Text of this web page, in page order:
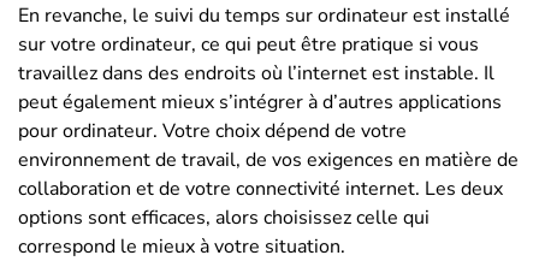
En revanche, le suivi du temps sur ordinateur est installé
sur votre ordinateur, ce qui peut être pratique si vous
travaillez dans des endroits où l’internet est instable. Il
peut également mieux s’intégrer à d’autres applications
pour ordinateur. Votre choix dépend de votre
environnement de travail, de vos exigences en matière de
collaboration et de votre connectivité internet. Les deux
options sont efficaces, alors choisissez celle qui
correspond le mieux à votre situation.